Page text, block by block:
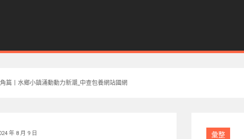
篇丨水鄉小鎮涌動動力新潮_中查包養網站國網
年 8 月 9 日 彙整